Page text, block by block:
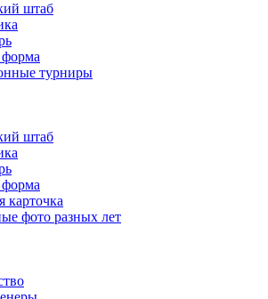
штаб
турниры
штаб
карточка
фото разных лет